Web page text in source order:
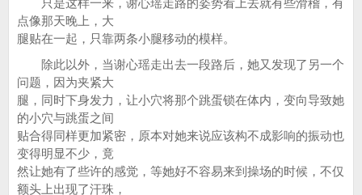
只是这样一来，谢心瑶走路的姿势看上去就有些滑稽，有
点像那天晚上，大
腿贴在一起，只靠两条小腿移动的模样。
除此以外，当谢心瑶走出去一段路后，她又发现了另一个
问题，因为夹紧大
腿，同时下身发力，让小穴将那个跳蛋锁在体内，变向导致她
的小穴与跳蛋之间
贴合得同样更加紧密，原本对她来说应该构不成影响的振动也
变得明显不少，竟
然让她有了些许的感觉，等她好不容易来到操场的时候，不仅
额头上出现了汗珠，